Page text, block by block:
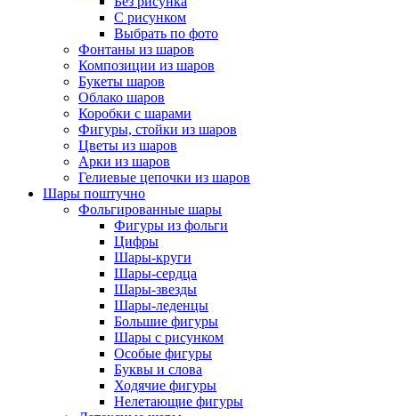
С рисунком
Выбрать по фото
Фонтаны из шаров
Композиции из шаров
Букеты шаров
Облако шаров
Коробки с шарами
Фигуры, стойки из шаров
Цветы из шаров
Арки из шаров
Гелиевые цепочки из шаров
Шары поштучно
Фольгированные шары
Фигуры из фольги
Цифры
Шары-круги
Шары-сердца
Шары-звезды
Шары-леденцы
Большие фигуры
Шары с рисунком
Особые фигуры
Буквы и слова
Ходячие фигуры
Нелетающие фигуры